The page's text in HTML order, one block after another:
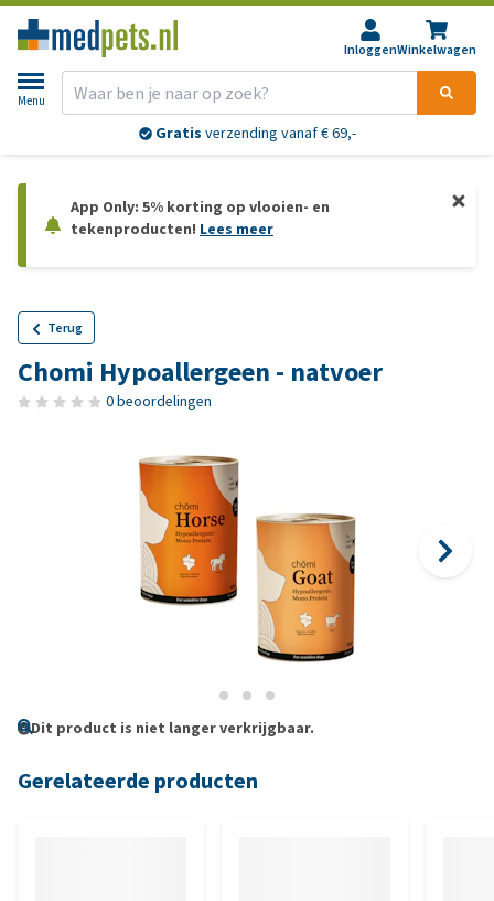
InloggenWinkelwagen
Menu
Gratis verzending vanaf € 69,-
App Only: 5% korting op vlooien- en
tekenproducten! Lees meer
Terug
Chomi Hypoallergeen - natvoer
0 beoordelingen
Dit product is niet langer verkrijgbaar.
Gerelateerde producten